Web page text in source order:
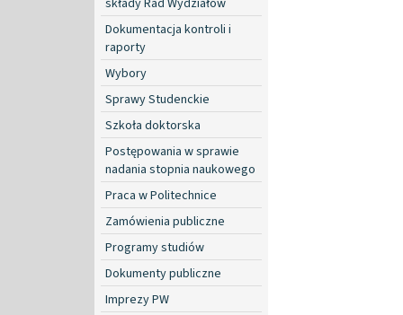
Dokumentacja kontroli i
raporty
Wybory
Sprawy Studenckie
Szkoła doktorska
Postępowania w sprawie
nadania stopnia naukowego
Praca w Politechnice
Zamówienia publiczne
Programy studiów
Dokumenty publiczne
Imprezy PW